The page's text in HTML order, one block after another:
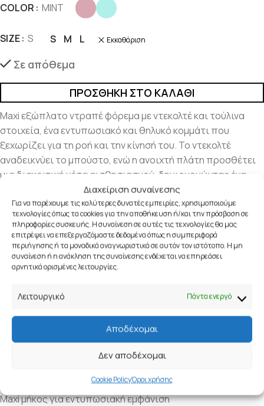
Διαχείριση συναίνεσης
Για να παρέχουμε τις καλύτερες δυνατές εμπειρίες, χρησιμοποιούμε
τεχνολογίες όπως τα cookies για την αποθήκευση ή/και την πρόσβαση σε
πληροφορίες συσκευής. Η συναίνεση σε αυτές τις τεχνολογίες θα μας
επιτρέψει να επεξεργαζόμαστε δεδομένα όπως η συμπεριφορά
περιήγησης ή τα μοναδικά αναγνωριστικά σε αυτόν τον ιστότοπο. Η μη
συναίνεση ή η ανάκληση της συναίνεσης ενδέχεται να επηρεάσει
αρνητικά ορισμένες λειτουργίες.
Λειτουργικό Πάντα ενεργό
Αποδέχομαι
Δεν αποδέχομαι
Cookie PolicyΌροι χρήσης
COLOR MINT
SIZE S S M L Εκκαθάριση
Σε απόθεμα
ΠΡΟΣΘΉΚΗ ΣΤΟ ΚΑΛΆΘΙ
Maxi εξώπλατο ντραπέ φόρεμα με ντεκολτέ και τούλινα
στοιχεία, ένα εντυπωσιακό και θηλυκό κομμάτι που
ξεχωρίζει για τη ροή και την κίνησή του. Το ντεκολτέ
αναδεικνύει το μπούστο, ενώ η ανοιχτή πλάτη προσθέτει
μια διακριτική νότα αισθησιασμού, δημιουργώντας ένα
ισορροπημένο και κομψό αποτέλεσμα.
Τα ντραπέ layers χαρίζουν βάθος και κίνηση στο φόρεμα,
προσφέροντας αέρινη αίσθηση και κολακευτική εφαρμογή
που αγκαλιάζει τη σιλουέτα. Το maxi μήκος ολοκληρώνει το
σχέδιο, προσδίδοντας κομψότητα και διαχρονικό
χαρακτήρα.
Ιδανική επιλογή για βραδινές εμφανίσεις, γάμους, ρεβεγιόν,
γιορτινά events, επίσημες εξόδους αλλά και τις
καλοκαιρινές διακοπές σας, όπου το στυλ και η
θηλυκότητα πρωταγωνιστούν.
Maxi μήκος για εντυπωσιακή εμφάνιση